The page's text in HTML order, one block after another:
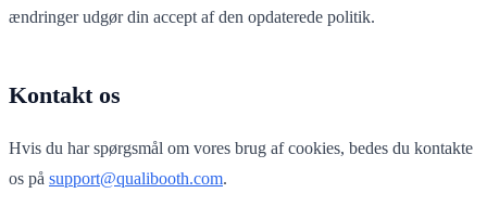
ændringer udgør din accept af den opdaterede politik.
Kontakt os
Hvis du har spørgsmål om vores brug af cookies, bedes du kontakte
os på support@qualibooth.com.